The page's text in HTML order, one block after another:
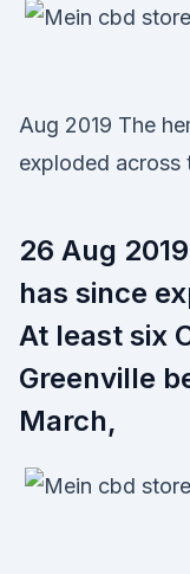
Aug 2019 The
exploded across
26 Aug
has since
At least six
Greenville
March,